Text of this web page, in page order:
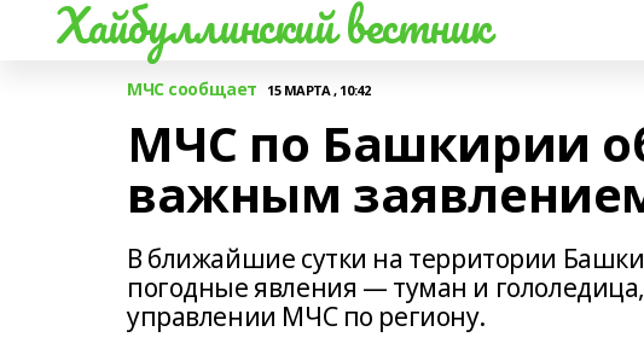
Хайбуллинский вестник
МЧС сообщает 15 МАРТА , 10:42
МЧС по Башкирии
важным
В ближайшие сутки на территории
погодные явления — туман и
управлении МЧС по региону.